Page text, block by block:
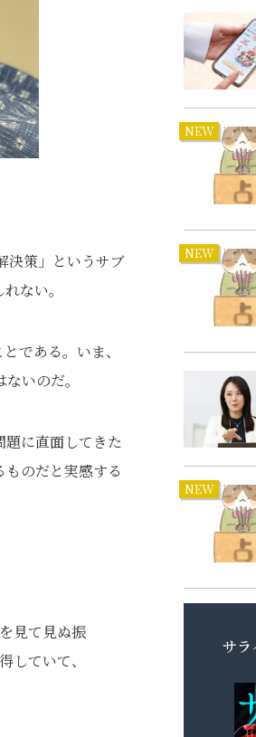
決策」というサブ
ない。
である。いま、
いのだ。
に直面してきた
のだと実感する
見て見ぬ振
していて、
NEW
NEW
NEW
サラ